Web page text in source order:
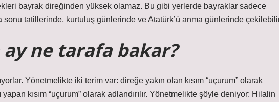
bayrak direğinden yüksek olamaz. Bu gibi yerlerde bayraklar sadece
tatillerinde, kurtuluş günlerinde ve Atatürk’ü anma günlerinde
ay ne tarafa bakar?
Yönetmelikte iki terim var: direğe yakın olan kısım “uçurum” olarak
yapan kısım “uçurum” olarak adlandırılır. Yönetmelikte şöyle deniyor: Hilalin